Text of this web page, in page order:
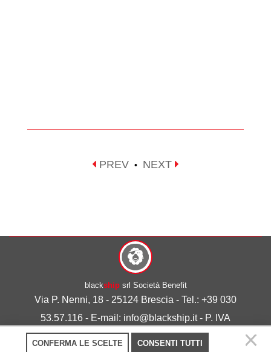
PREV • NEXT
blackshipsrl Società Benefit
Via P. Nenni, 18 - 25124 Brescia - Tel.: +39 030
53.57.116 - E-mail: info@blackship.it - P. IVA
03492980986
CONFERMA LE SCELTE CONSENTI TUTTI